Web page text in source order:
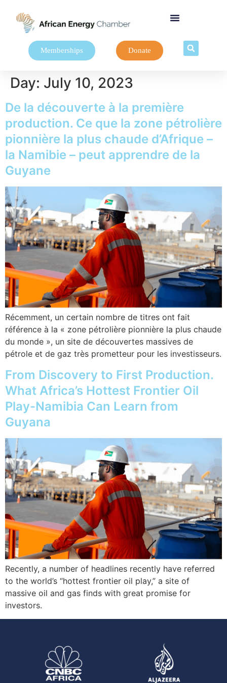
Memberships Donate
Day: July 10, 2023
De la découverte à la première
production. Ce que la zone pétrolière
pionnière la plus chaude d’Afrique –
la Namibie – peut apprendre de la
Guyane
Récemment, un certain nombre de titres ont fait
référence à la « zone pétrolière pionnière la plus chaude
du monde », un site de découvertes massives de
pétrole et de gaz très prometteur pour les investisseurs.
From Discovery to First Production.
What Africa’s Hottest Frontier Oil
Play-Namibia Can Learn from
Guyana
Recently, a number of headlines recently have referred
to the world’s “hottest frontier oil play,” a site of
massive oil and gas finds with great promise for
investors.